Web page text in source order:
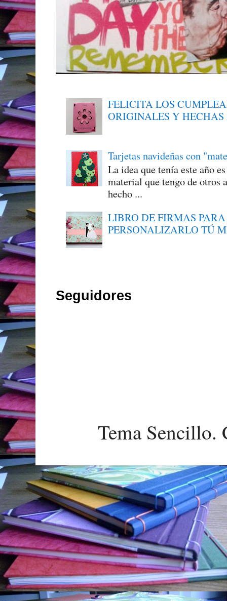
FELICITA LOS
ORIGINALES Y
Tarjetas navideñas con
La idea que tenía este año
material que tengo de otros
hecho ...
LIBRO DE FIRMAS
PERSONALIZARLO TÚ
Seguidores
Tema